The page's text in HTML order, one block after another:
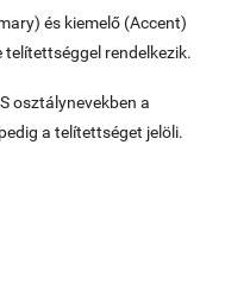
és kiemelő (Accent)
rendelkezik.
osztálynevekben a
pedig a telítettséget jelöli.